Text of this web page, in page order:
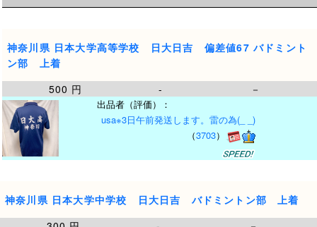
神奈川県 日本大学高等学校 日大日吉 偏差値67 バドミント
ン部 上着
500 円
- －
出品者（評価）：
usa※3日午前発送します。雷の為(_ _)
（3703）
神奈川県 日本大学中学校 日大日吉 バドミントン部 上着